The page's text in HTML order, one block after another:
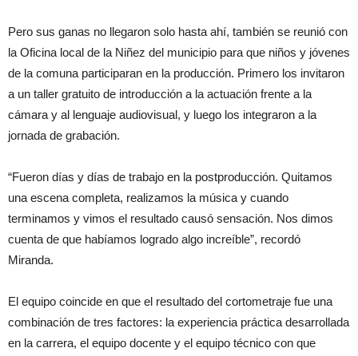
Pero sus ganas no llegaron solo hasta ahí, también se reunió con
la Oficina local de la Niñez del municipio para que niños y jóvenes
de la comuna participaran en la producción. Primero los invitaron
a un taller gratuito de introducción a la actuación frente a la
cámara y al lenguaje audiovisual, y luego los integraron a la
jornada de grabación.
“Fueron días y días de trabajo en la postproducción. Quitamos
una escena completa, realizamos la música y cuando
terminamos y vimos el resultado causó sensación. Nos dimos
cuenta de que habíamos logrado algo increíble”, recordó
Miranda.
El equipo coincide en que el resultado del cortometraje fue una
combinación de tres factores: la experiencia práctica desarrollada
en la carrera, el equipo docente y el equipo técnico con que